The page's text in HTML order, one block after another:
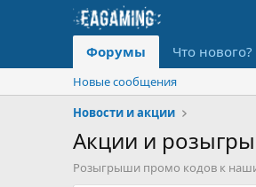
Форумы Что нового?
Новые сообщения
Новости и акции
Акции и
Розыгрыши промо кодов к